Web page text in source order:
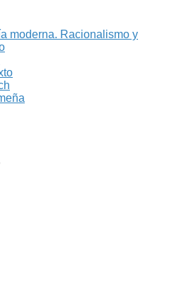
moderna. Racionalismo y